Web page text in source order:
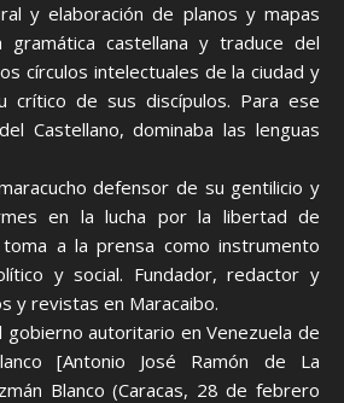
y elaboración de planos y mapas
gramática castellana y traduce del
círculos intelectuales de la ciudad y
crítico de sus discípulos. Para ese
Castellano, dominaba las lenguas
defensor de su gentilicio y
en la lucha por la libertad de
a la prensa como instrumento
y social. Fundador, redactor y
y revistas en Maracaibo.
gobierno autoritario en Venezuela de
[Antonio José Ramón de La
Blanco (Caracas, 28 de febrero